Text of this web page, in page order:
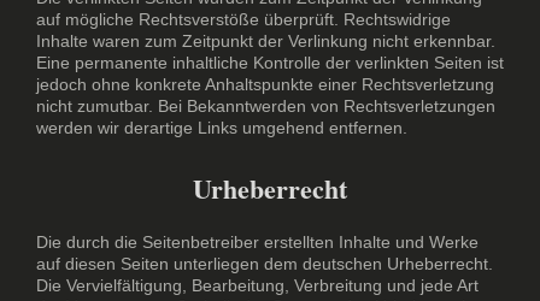
auf mögliche Rechtsverstöße überprüft. Rechtswidrige
Inhalte waren zum Zeitpunkt der Verlinkung nicht erkennbar.
Eine permanente inhaltliche Kontrolle der verlinkten Seiten ist
jedoch ohne konkrete Anhaltspunkte einer Rechtsverletzung
nicht zumutbar. Bei Bekanntwerden von Rechtsverletzungen
werden wir derartige Links umgehend entfernen.
Urheberrecht
Die durch die Seitenbetreiber erstellten Inhalte und Werke
auf diesen Seiten unterliegen dem deutschen Urheberrecht.
Die Vervielfältigung, Bearbeitung, Verbreitung und jede Art